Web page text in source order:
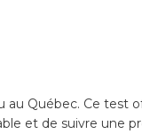
Québec. Ce test
et de suivre une